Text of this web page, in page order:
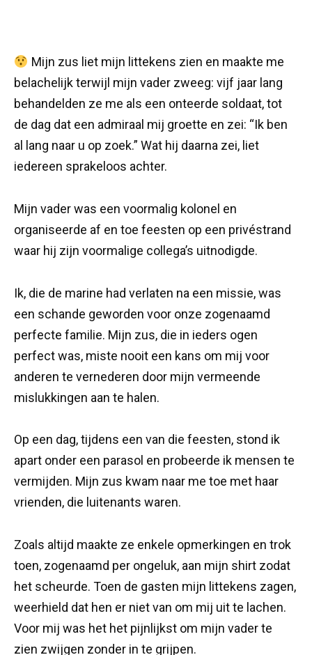
Mijn zus liet mijn littekens zien en maakte me
belachelijk terwijl mijn vader zweeg: vijf jaar lang
behandelden ze me als een onteerde soldaat, tot
de dag dat een admiraal mij groette en zei: “Ik ben
al lang naar u op zoek.” Wat hij daarna zei, liet
iedereen sprakeloos achter.
Mijn vader was een voormalig kolonel en
organiseerde af en toe feesten op een privéstrand
waar hij zijn voormalige collega’s uitnodigde.
Ik, die de marine had verlaten na een missie, was
een schande geworden voor onze zogenaamd
perfecte familie. Mijn zus, die in ieders ogen
perfect was, miste nooit een kans om mij voor
anderen te vernederen door mijn vermeende
mislukkingen aan te halen.
Op een dag, tijdens een van die feesten, stond ik
apart onder een parasol en probeerde ik mensen te
vermijden. Mijn zus kwam naar me toe met haar
vrienden, die luitenants waren.
Zoals altijd maakte ze enkele opmerkingen en trok
toen, zogenaamd per ongeluk, aan mijn shirt zodat
het scheurde. Toen de gasten mijn littekens zagen,
weerhield dat hen er niet van om mij uit te lachen.
Voor mij was het het pijnlijkst om mijn vader te
zien zwijgen zonder in te grijpen.